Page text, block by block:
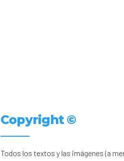
Copyright ©
Todos los textos y las imágenes (a